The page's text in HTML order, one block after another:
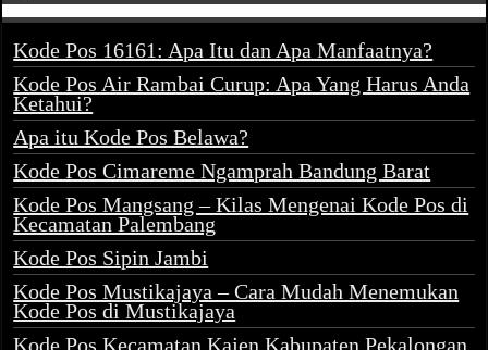
Kode Pos 16161: Apa Itu dan Apa Manfaatnya?
Kode Pos Air Rambai Curup: Apa Yang Harus Anda
Ketahui?
Apa itu Kode Pos Belawa?
Kode Pos Cimareme Ngamprah Bandung Barat
Kode Pos Mangsang – Kilas Mengenai Kode Pos di
Kecamatan Palembang
Kode Pos Sipin Jambi
Kode Pos Mustikajaya – Cara Mudah Menemukan
Kode Pos di Mustikajaya
Kode Pos Kecamatan Kajen Kabupaten Pekalongan